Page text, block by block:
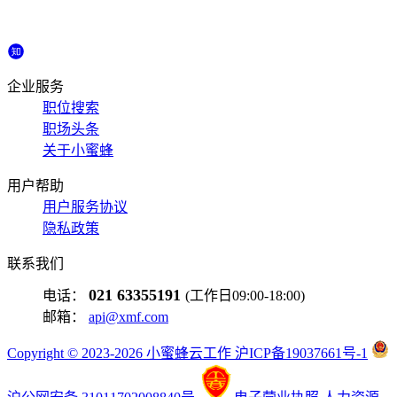
企业服务
职位搜索
职场头条
关于小蜜蜂
用户帮助
用户服务协议
隐私政策
联系我们
电话： 021 63355191 (工作日09:00-18:00)
邮箱： api@xmf.com
Copyright © 2023-2026 小蜜蜂云工作 沪ICP备19037661号-1